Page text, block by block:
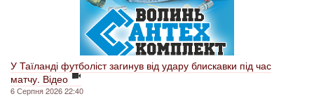
У Таїланді футболіст загинув від удару блискавки під час
матчу. Відео
6 Серпня 2026 22:40